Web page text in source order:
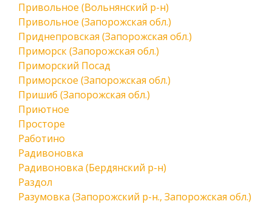
Привольное (Вольнянский р-н)
Привольное (Запорожская обл.)
Приднепровская (Запорожская обл.)
Приморск (Запорожская обл.)
Приморский Посад
Приморское (Запорожская обл.)
Пришиб (Запорожская обл.)
Приютное
Просторе
Работино
Радивоновка
Радивоновка (Бердянский р-н)
Раздол
Разумовка (Запорожский р-н., Запорожская обл.)